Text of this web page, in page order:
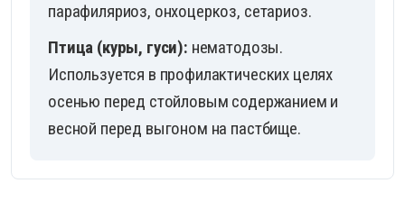
парафиляриоз, онхоцеркоз, сетариоз.
Птица (куры, гуси): нематодозы.
Используется в профилактических целях
осенью перед стойловым содержанием и
весной перед выгоном на пастбище.